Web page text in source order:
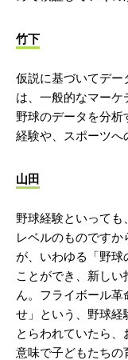
竹下
仮説に基づいてデー
は、一般的なマーケ
野球のデータを分
経験や、スポーツへ
山田
野球経験といって
レベルのものです
が、いわゆる「野球
ことができ、新し
ん。フライボール
せ」という、野球経
とらわれていたら
意味で子どもたちの